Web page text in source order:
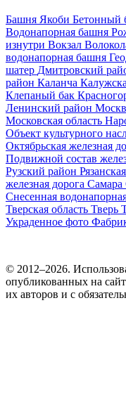
Башня Якоби Бетонный
Водонапорная башня
изнутри Вокзал
водонапорная башня
шатер Дмитровский
район Каланча
Клепаный бак
Ленинский район
Московская область
Объект культурного
Октябрьская железная
Подвижной состав
Рузский район
железная дорога Самара
Снесенная
Тверская область Тверь
Украденное фото
© 2012–2026.
опубликованных на
их авторов и c